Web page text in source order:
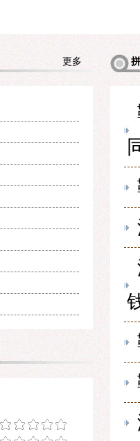
更多